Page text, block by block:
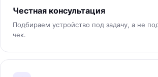
Честная консультация
Подбираем устройство под задачу, а не
чек.